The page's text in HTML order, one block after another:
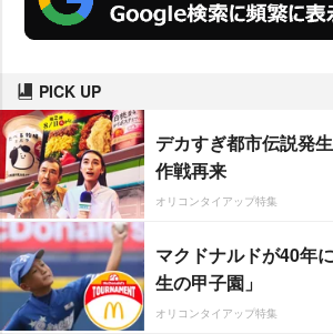
PICK UP
デカすぎ都市伝説発
作戦再来
オリコンタイアップ特集
マクドナルドが40年
生の甲子園」
オリコンタイアップ特集